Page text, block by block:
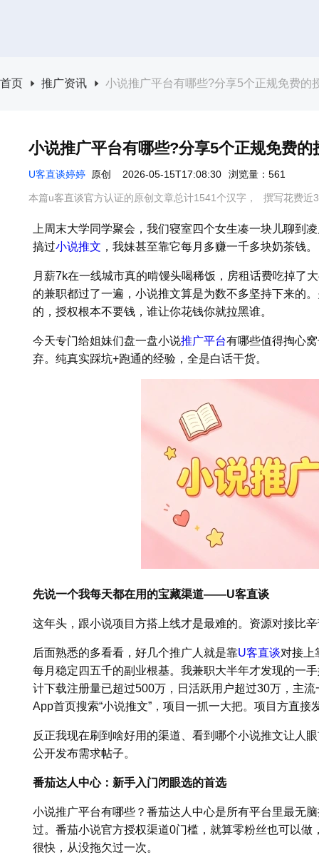
首页 推广资讯 小说推广平台有哪些?分享5个正规免费的
小说推广平台有哪些?分享5个正规免费
U客直谈婷婷 原创 2026-05-15T17:08:30 浏览量：561
本篇u客直谈官方认证的原创文章总计1541个汉字， 撰写花费近
上周末大学同学聚会，我们寝室四个女生凑一块儿聊到
搞过小说推文 ，我妹甚至靠它每月多赚一千多块奶茶钱。
月薪7k在一线城市真的啃馒头喝稀饭，房租话费吃掉了
的兼职都过了一遍，小说推文算是为数不多坚持下来
的，授权根本不要钱，谁让你花钱你就拉黑谁。
今天专门给姐妹们盘一盘小说推广平台有哪些值得掏心
弃。纯真实踩坑+跑通的经验，全是白话干货。
先说一个我每天都在用的宝藏渠道——U客直谈
这年头，跟小说项目方搭上线才是最难的。资源对接比
后面熟悉的多看看，好几个推广人就是靠U客直谈对接上
每月稳定四五千的副业根基。我兼职大半年才发现的一
计下载注册量已超过500万，日活跃用户超过30万，主
App首页搜索“小说推文”，项目一抓一大把。项目方直
反正我现在刷到啥好用的渠道、看到哪个小说推文让人
公开发布需求帖子。
番茄达人中心：新手入门闭眼选的首选
小说推广平台有哪些？番茄达人中心是所有平台里最无
过。番茄小说官方授权渠道0门槛，就算零粉丝也可以
很快，从没拖欠过一次。